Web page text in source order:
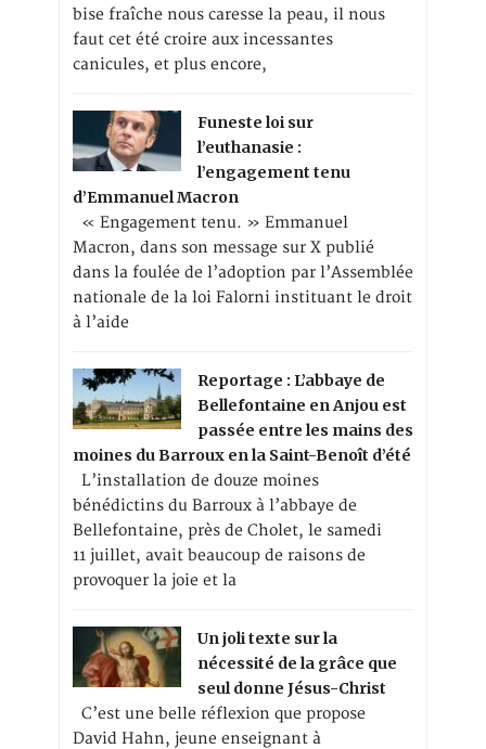
bise fraîche nous caresse la peau, il nous
faut cet été croire aux incessantes
canicules, et plus encore,
Funeste loi sur
l’euthanasie :
l’engagement tenu
d’Emmanuel Macron
« Engagement tenu. » Emmanuel
Macron, dans son message sur X publié
dans la foulée de l’adoption par l’Assemblée
nationale de la loi Falorni instituant le droit
à l’aide
Reportage : L’abbaye de
Bellefontaine en Anjou est
passée entre les mains des
moines du Barroux en la Saint-Benoît d’été
L’installation de douze moines
bénédictins du Barroux à l’abbaye de
Bellefontaine, près de Cholet, le samedi
11 juillet, avait beaucoup de raisons de
provoquer la joie et la
Un joli texte sur la
nécessité de la grâce que
seul donne Jésus-Christ
C’est une belle réflexion que propose
David Hahn, jeune enseignant à